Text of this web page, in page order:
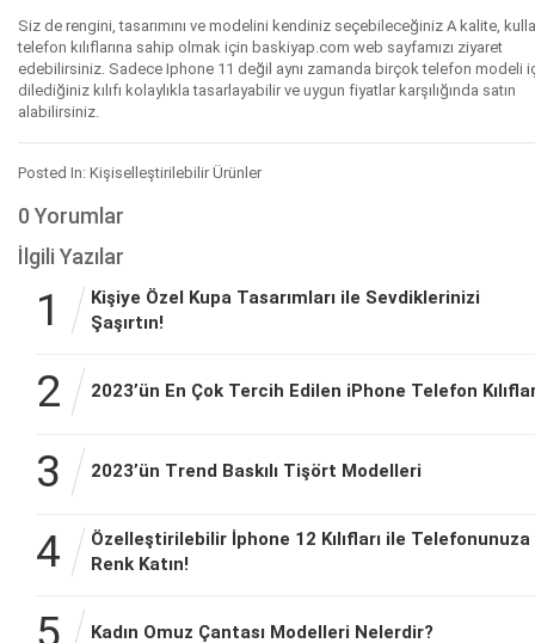
Siz de rengini, tasarımını ve modelini kendiniz seçebileceğiniz A kalite,
telefon kılıflarına sahip olmak için baskiyap.com web sayfamızı ziyaret
edebilirsiniz. Sadece Iphone 11 değil aynı zamanda birçok telefon modeli
dilediğiniz kılıfı kolaylıkla tasarlayabilir ve uygun fiyatlar karşılığında satın
alabilirsiniz.
Posted In: Kişiselleştirilebilir Ürünler
0 Yorumlar
İlgili Yazılar
1
Kişiye Özel Kupa Tasarımları ile Sevdiklerinizi
Şaşırtın!
2 2023’ün En Çok Tercih Edilen iPhone Telefon
3 2023’ün Trend Baskılı Tişört Modelleri
4
Özelleştirilebilir İphone 12 Kılıfları ile Telefonunuza
Renk Katın!
5 Kadın Omuz Çantası Modelleri Nelerdir?